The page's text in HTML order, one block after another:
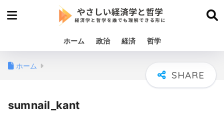
ホーム 政治 経済 哲学
ホーム
sumnail_kant